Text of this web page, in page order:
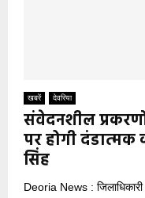
खबरें देवरिया
संवेदनशील
पर होगी दंडात्मक
सिंह
Deoria News :